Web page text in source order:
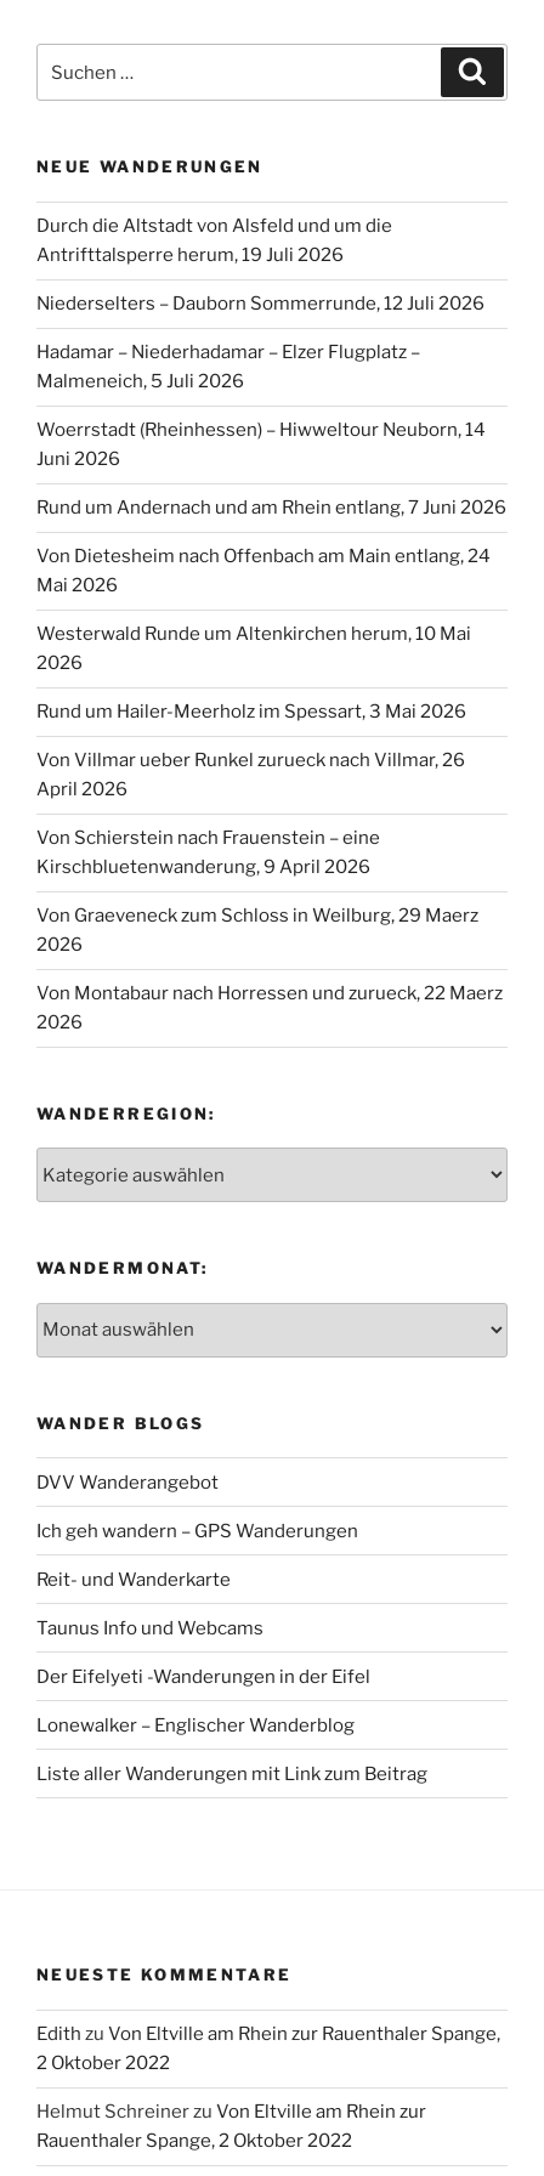
nach:
NEUE WANDERUNGEN
Durch die Altstadt von Alsfeld und um die
Antrifttalsperre herum, 19 Juli 2026
Niederselters – Dauborn Sommerrunde, 12 Juli 2026
Hadamar – Niederhadamar – Elzer Flugplatz –
Malmeneich, 5 Juli 2026
Woerrstadt (Rheinhessen) – Hiwweltour Neuborn, 14
Juni 2026
Rund um Andernach und am Rhein entlang, 7 Juni 2026
Von Dietesheim nach Offenbach am Main entlang, 24
Mai 2026
Westerwald Runde um Altenkirchen herum, 10 Mai
2026
Rund um Hailer-Meerholz im Spessart, 3 Mai 2026
Von Villmar ueber Runkel zurueck nach Villmar, 26
April 2026
Von Schierstein nach Frauenstein – eine
Kirschbluetenwanderung, 9 April 2026
Von Graeveneck zum Schloss in Weilburg, 29 Maerz
2026
Von Montabaur nach Horressen und zurueck, 22 Maerz
2026
WANDERREGION:
WANDERMONAT:
WANDER BLOGS
DVV Wanderangebot
Ich geh wandern – GPS Wanderungen
Reit- und Wanderkarte
Taunus Info und Webcams
Der Eifelyeti -Wanderungen in der Eifel
Lonewalker – Englischer Wanderblog
Liste aller Wanderungen mit Link zum Beitrag
NEUESTE KOMMENTARE
Edith zu Von Eltville am Rhein zur Rauenthaler Spange,
2 Oktober 2022
Helmut Schreinerzu Von Eltville am Rhein zur
Rauenthaler Spange, 2 Oktober 2022